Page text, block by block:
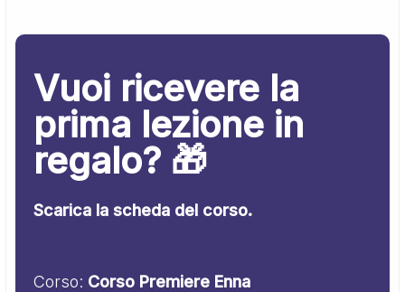
Vuoi ricevere la
prima lezione in
regalo? 🎁
Scarica la scheda del corso.
Corso: Corso Premiere Enna